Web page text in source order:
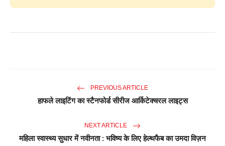
PREVIOUS ARTICLE
हाफले लाइटिंग का स्टैनफोर्ड सीरीज आर्किटेक्चरल लाइट्स
NEXT ARTICLE
महिला स्वास्थ्य सुधार में नवीनता : भविष्य के लिए हेल्थफैब का उमदा विज़न